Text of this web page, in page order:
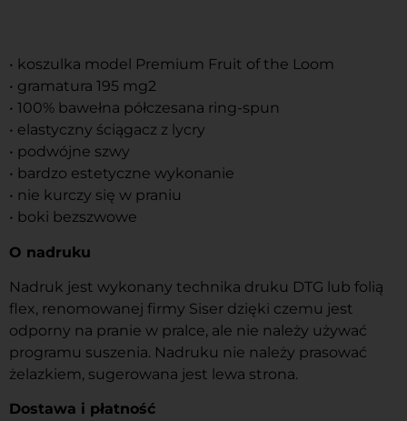
• koszulka model Premium Fruit of the Loom
• gramatura 195 mg2
• 100% bawełna półczesana ring-spun
• elastyczny ściągacz z lycry
• podwójne szwy
• bardzo estetyczne wykonanie
• nie kurczy się w praniu
• boki bezszwowe
O nadruku
Nadruk jest wykonany technika druku DTG lub folią
flex, renomowanej firmy Siser dzięki czemu jest
odporny na pranie w pralce, ale nie należy używać
programu suszenia. Nadruku nie należy prasować
żelazkiem, sugerowana jest lewa strona.
Dostawa i płatność